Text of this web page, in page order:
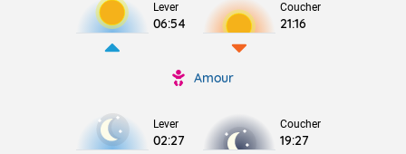
Lever
06:54
Coucher
21:16
Amour
Lever
02:27
Coucher
19:27